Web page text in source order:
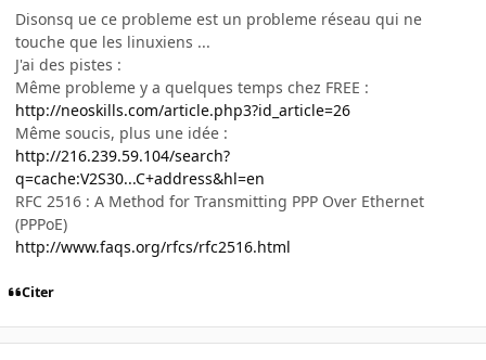
Disonsq ue ce probleme est un probleme réseau qui ne
touche que les linuxiens ...
J'ai des pistes :
Même probleme y a quelques temps chez FREE :
http://neoskills.com/article.php3?id_article=26
Même soucis, plus une idée :
http://216.239.59.104/search?
q=cache:V2S30...C+address&hl=en
RFC 2516 : A Method for Transmitting PPP Over Ethernet
(PPPoE)
http://www.faqs.org/rfcs/rfc2516.html
Citer